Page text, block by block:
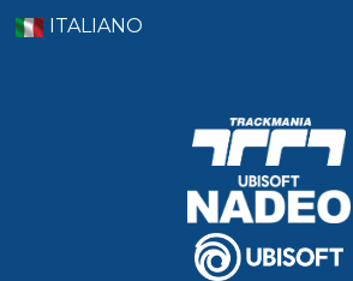
ITALIANO